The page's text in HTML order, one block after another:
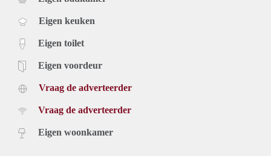
Eigen keuken
Eigen toilet
Eigen voordeur
Vraag de adverteerder
Vraag de adverteerder
Eigen woonkamer